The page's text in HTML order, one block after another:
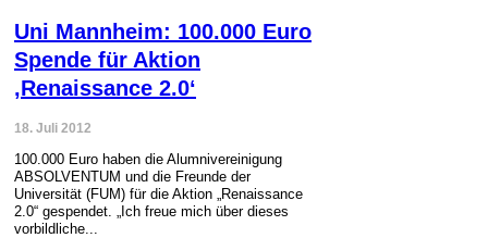
Uni Mannheim: 100.000 Euro
Spende für Aktion
‚Renaissance 2.0‘
18. Juli 2012
100.000 Euro haben die Alumnivereinigung
ABSOLVENTUM und die Freunde der
Universität (FUM) für die Aktion „Renaissance
2.0“ gespendet. „Ich freue mich über dieses
vorbildliche...